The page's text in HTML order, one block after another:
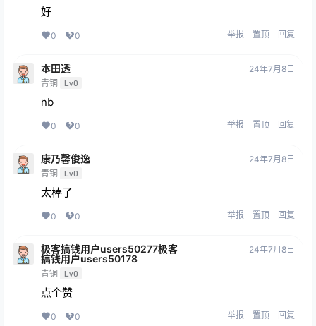
好
0 0 举报 置顶 回复
本田透
青铜 Lv0
24年7月8日
nb
0 0 举报 置顶 回复
康乃馨俊逸
青铜 Lv0
24年7月8日
太棒了
0 0 举报 置顶 回复
极客搞钱用户users50277极客
搞钱用户users50178
青铜 Lv0
24年7月8日
点个赞
0 0 举报 置顶 回复